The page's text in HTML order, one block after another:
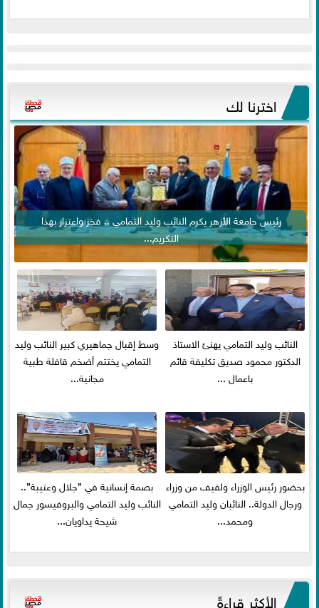
اخترنا لك
رئيس جامعة الأزهر يكرم النائب وليد التمامي .. فخر واعتزاز بهذا
التكريم...
النائب وليد التمامي يهنئ الاستاذ
الدكتور محمود صديق تكليفة قائم
باعمال ...
وسط إقبال جماهيري كبير النائب وليد
التمامي يختتم أضخم قافلة طبية
مجانية...
بحضور رئيس الوزراء ولفيف من وزراء
ورجال الدولة.. النائبان وليد التمامي
ومحمد...
بصمة إنسانية في ”جلال وعتيبة”..
النائب وليد التمامي والبروفيسور جمال
شيحة يداويان...
الأكثر قراءةً